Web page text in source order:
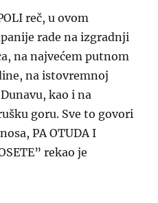
reč, u ovom
rade na izgradnji
na najvećem putnom
na istovremnoj
kao i na
goru. Sve to govori
PA OTUDA I
rekao je